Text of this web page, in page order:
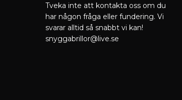
Tveka inte att kontakta oss om du
har någon fråga eller fundering. Vi
svarar alltid så snabbt vi kan!
snyggabrillor@live.se